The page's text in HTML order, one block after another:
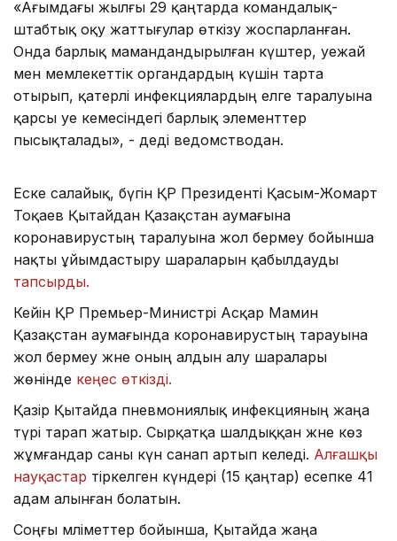
«Ағымдағы жылғы 29 қаңтарда командалық-
штабтық оқу жаттығулар өткізу жоспарланған.
Онда барлық мамандандырылған күштер, әуежай
мен мемлекеттік органдардың күшін тарта
отырып, қатерлі инфекциялардың елге таралуына
қарсы әуе кемесіндегі барлық элементтер
пысықталады», - деді ведомстводан.
Еске салайық, бүгін ҚР Президенті Қасым-Жомарт
Тоқаев Қытайдан Қазақстан аумағына
коронавирустың таралуына жол бермеу бойынша
нақты ұйымдастыру шараларын қабылдауды
тапсырды.
Кейін ҚР Премьер-Министрі Асқар Мамин
Қазақстан аумағында коронавирустың тарауына
жол бермеу және оның алдын алу шаралары
жөнінде кеңес өткізді.
Қазір Қытайда пневмониялық инфекцияның жаңа
түрі тарап жатыр. Сырқатқа шалдыққан және көз
жұмғандар саны күн санап артып келеді. Алғашқы
науқастар тіркелген күндері (15 қаңтар) есепке 41
адам алынған болатын.
Соңғы мәліметтер бойынша, Қытайда жаңа